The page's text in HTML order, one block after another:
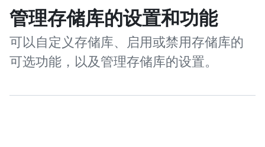
管理存储库的设置和功能
可以自定义存储库、启用或禁用存储库的
可选功能，以及管理存储库的设置。